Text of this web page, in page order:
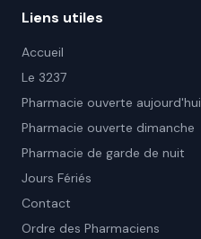
Liens utiles
Accueil
Le 3237
Pharmacie ouverte aujourd'hui
Pharmacie ouverte dimanche
Pharmacie de garde de nuit
Jours Fériés
Contact
Ordre des Pharmaciens